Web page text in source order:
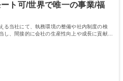
部署（営業部門、コーポレート部門）
歴・資格 学歴：大学
士
ト可/世界で唯一の事業/福
る当社にて、執務環境の整備や社内制度の検
、間接的に会社の生産性向上や成長に貢献し